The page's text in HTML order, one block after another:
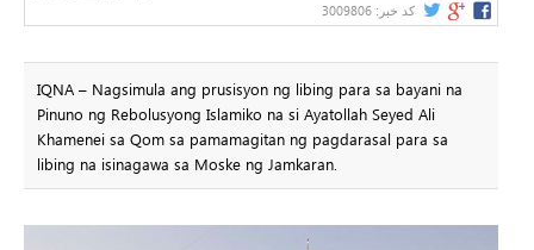
کد خبر: 3009806
IQNA – Nagsimula ang prusisyon ng libing para sa bayani na
Pinuno ng Rebolusyong Islamiko na si Ayatollah Seyed Ali
Khamenei sa Qom sa pamamagitan ng pagdarasal para sa
libing na isinagawa sa Moske ng Jamkaran.